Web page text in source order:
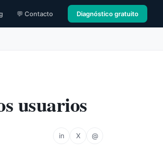
💬 Contacto Diagnóstico gratuito
usuarios
in X @